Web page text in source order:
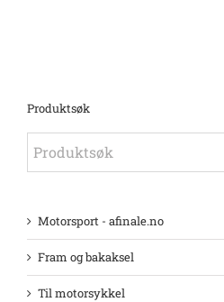
Produktsøk
Motorsport - afinale.no
Fram og bakaksel
Til motorsykkel